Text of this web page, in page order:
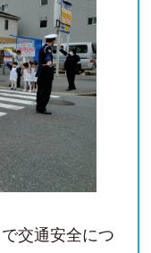
交通安全につ